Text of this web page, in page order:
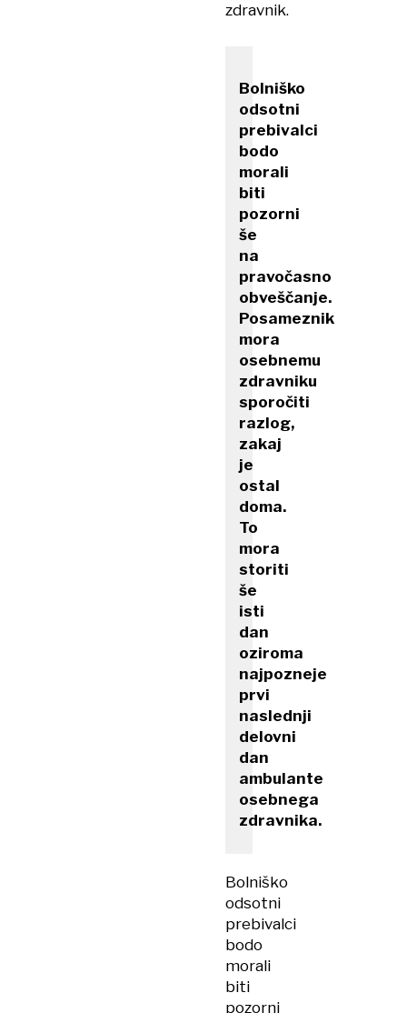
zdravnik.
Bolniško
odsotni
prebivalci
bodo
morali
biti
pozorni
še
na
pravočasno
obveščanje.
Posameznik
mora
osebnemu
zdravniku
sporočiti
razlog,
zakaj
je
ostal
doma.
To
mora
storiti
še
isti
dan
oziroma
najpozneje
prvi
naslednji
delovni
dan
ambulante
osebnega
zdravnika.
Bolniško
odsotni
prebivalci
bodo
morali
biti
pozorni